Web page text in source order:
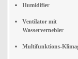
Humidifier
Ventilator mit
Wasservernebler
Multifunktions-